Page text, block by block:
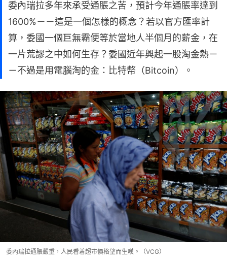
委內瑞拉多年來承受通脹之苦，預計今年通脹率達到
1600%－－這是一個怎樣的概念？若以官方匯率計
算，委國一個巨無霸便等於當地人半個月的薪金，在
一片荒謬之中如何生存？委國近年興起一股淘金熱－
－不過是用電腦淘的金：比特幣（Bitcoin）。
委內瑞拉通脹嚴重，人民看着超市價格望而生嘆。（VCG）